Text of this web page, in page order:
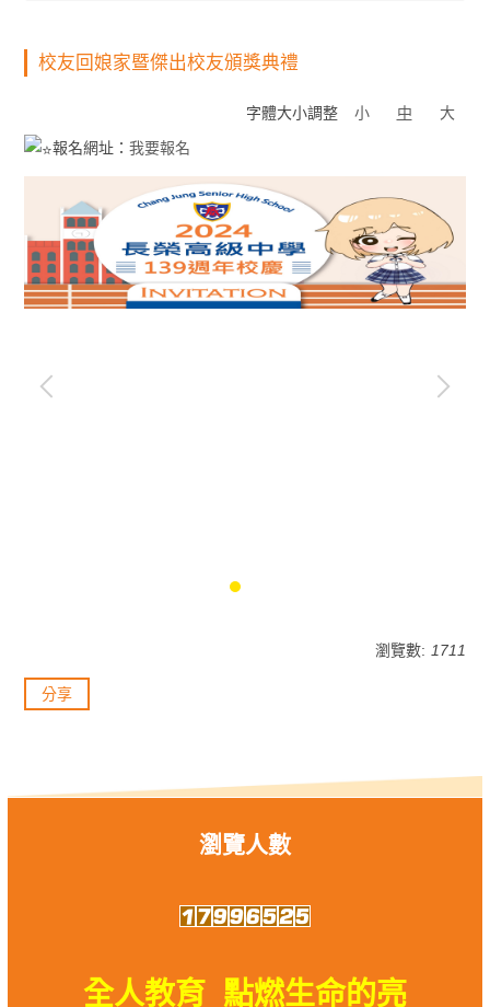
校友回娘家暨傑出校友頒獎典禮
字體大小調整 小 中
大
報名網址： 我要報名
瀏覽數: 1711
分享
瀏覽人數
全人教育 點燃生命的亮